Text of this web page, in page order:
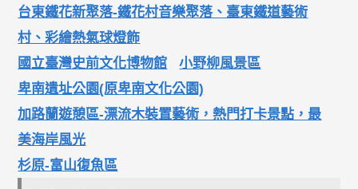
台東鐵花新聚落-鐵花村音樂聚落、臺東鐵道藝術
村、彩繪熱氣球燈飾
國立臺灣史前文化博物館
小野柳風景區
卑南遺址公園(原卑南文化公園)
加路蘭遊憩區-漂流木裝置藝術，熱門打卡景點，最
美海岸風光
杉原-富山復魚區